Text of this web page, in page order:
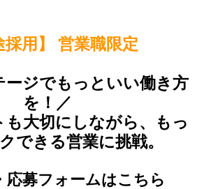
採用】 営業職限定
ージでもっといい働き方
を！／
も大切にしながら、もっ
できる営業に挑戦。
応募フォームはこちら